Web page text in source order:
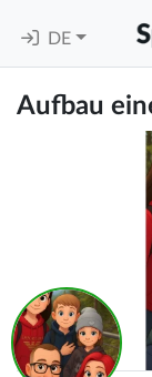
DE
Aufbau